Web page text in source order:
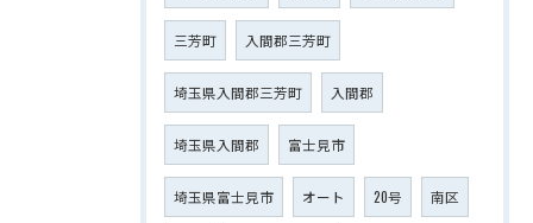
三芳町 入間郡三芳町
埼玉県入間郡三芳町 入間郡
埼玉県入間郡 富士見市
埼玉県富士見市 オート 20号 南区